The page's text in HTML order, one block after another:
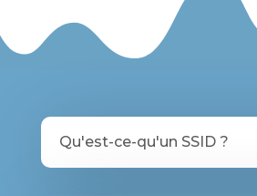
Qu'est-ce-qu'un SSID ?